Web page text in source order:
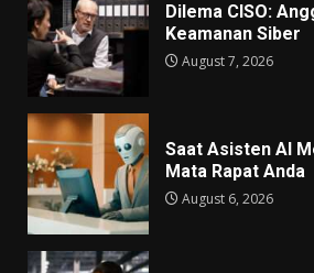
Dilema CISO:
Keamanan Siber
August 7, 2026
Saat Asisten AI
Mata Rapat Anda
August 6, 2026